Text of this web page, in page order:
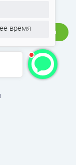
Связаться
время